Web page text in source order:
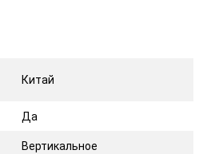
Китай
Да
Вертикальное